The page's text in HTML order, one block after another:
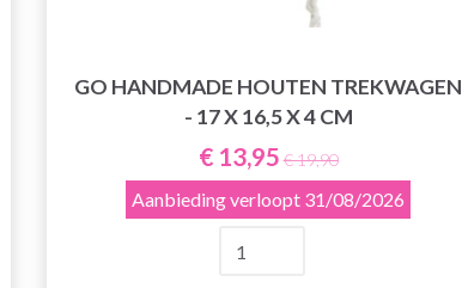
GO HANDMADE HOUTEN TREKWAGEN
- 17 X 16,5 X 4 CM
€ 13,95 € 19,90
Aanbieding verloopt 31/08/2026